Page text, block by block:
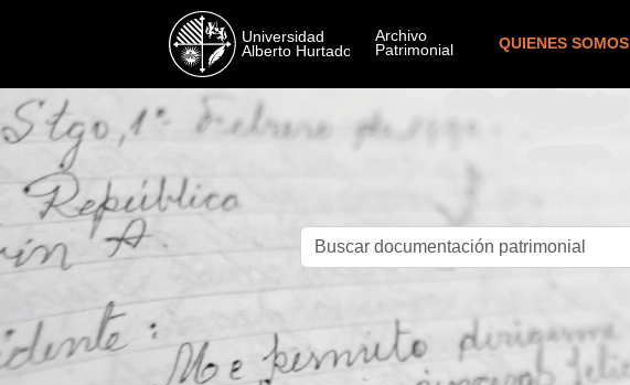
QUIENES SOMOS